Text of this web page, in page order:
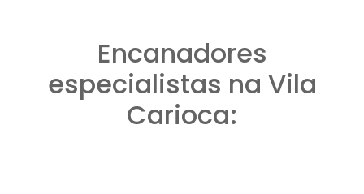
Encanadores
especialistas na Vila
Carioca: